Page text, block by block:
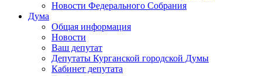
Новости Федерального Cобрания
Дума
Общая информация
Новости
Ваш депутат
Депутаты Курганской городской Думы
Кабинет депутата